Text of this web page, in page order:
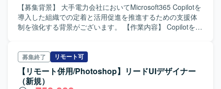
るディレクション経験をお持ちで、関係者と円滑にコミュ
ニケーションを取りながらプロジェクトを推進できる方を
求めております。顧客折衝や企画提案に主体的に取り組
レビ番組と連動したデジタルコンテンツや、大型Webサイ
トの企画・制作に携わることができ、話題性の高いプロジ
ェクトを経験していただけます。新規施策の導入など上流
工程にも深く関わることができるため、PMとしての企画力
【募集背景】 大手電力会社においてMicrosoft365 Copilotを
導入した組織での定着と活用促進を推進するための支援体
制を強化する背景がございます。 【作業内容】 Copilotを導
には、Teams上での定期的な情報発信を通じたCopilot利用
促進、情報発信スケジュールの策定と進行管理、Copilotの
活用術やTips、最新アップデート情報の検証・調査、双方
向コミュニケーションを生む活性化施策の立案などを実施
募集終了 リモート可
【リモート併用/Photoshop】リードUIデザイナー
（新規）